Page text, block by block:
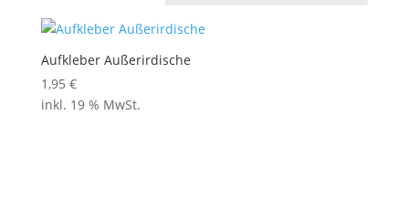
Aufkleber Außerirdische
1,95 €
inkl. 19 % MwSt.